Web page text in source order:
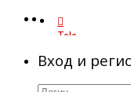
Telegram
Вход и